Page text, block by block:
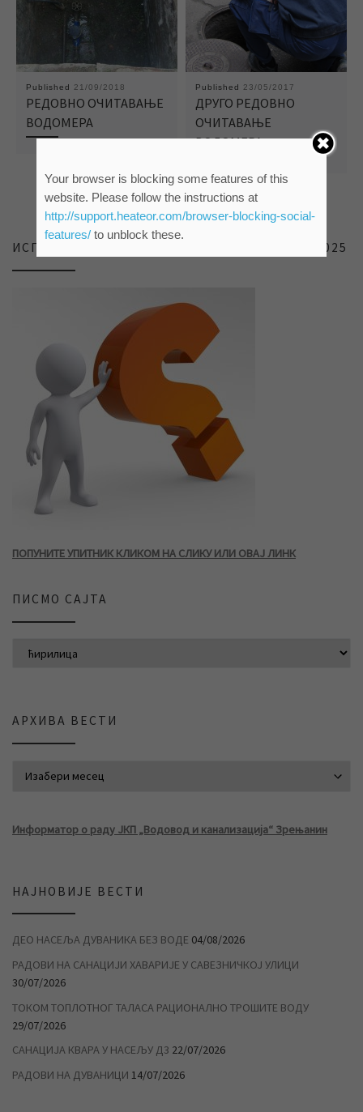
Published 21/09/2018
РЕДОВНО ОЧИТАВАЊЕ
ВОДОМЕРА
Published 23/05/2017
ДРУГО РЕДОВНО
ОЧИТАВАЊЕ
ВОДОМЕРА
ИСПИТИВАЊЕ ЗАДОВОЉСТВА КОРИСНИКА 2025
ПОПУНИТЕ УПИТНИК КЛИКОМ НА СЛИКУ ИЛИ ОВАЈ ЛИНК
ПИСМО САЈТА
АРХИВА ВЕСТИ
Информатор о раду ЈКП „Водовод и канализација“ Зрењанин
НАЈНОВИЈЕ ВЕСТИ
ДЕО НАСЕЉА ДУВАНИКА БЕЗ ВОДЕ 04/08/2026
РАДОВИ НА САНАЦИЈИ ХАВАРИЈЕ У САВЕЗНИЧКОЈ УЛИЦИ
30/07/2026
ТОКОМ ТОПЛОТНОГ ТАЛАСА РАЦИОНАЛНО ТРОШИТЕ ВОДУ
29/07/2026
САНАЦИЈА КВАРА У НАСЕЉУ Д3 22/07/2026
РАДОВИ НА ДУВАНИЦИ 14/07/2026
Your browser is blocking some features of this
website. Please follow the instructions at
http://support.heateor.com/browser-blocking-social-
features/to unblock these.